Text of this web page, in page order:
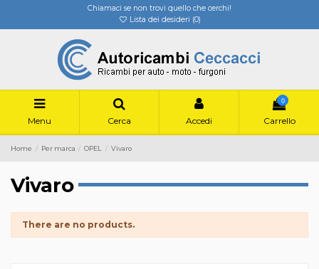
Chiamaci se non trovi quello che cerchi!
Lista dei desideri (0)
Menu Cerca Accedi
0
Carrello
Home Per marca OPEL Vivaro
Vivaro
There are no products.